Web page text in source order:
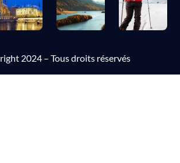
2024 – Tous droits réservés